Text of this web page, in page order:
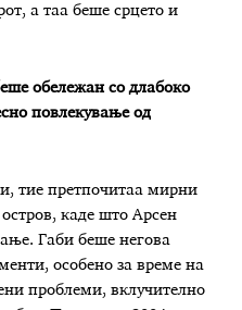
а таа беше срцето и
обележан со длабоко
повлекување од
тие претпочитаа мирни
каде што Арсен
Габи беше негова
особено за време на
проблеми, вклучително